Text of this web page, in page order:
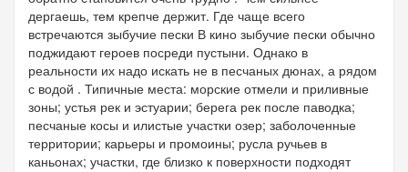
дергаешь, тем крепче держит. Где чаще всего
встречаются зыбучие пески В кино зыбучие пески обычно
поджидают героев посреди пустыни. Однако в
реальности их надо искать не в песчаных дюнах, а рядом
с водой . Типичные места: морские отмели и приливные
зоны; устья рек и эстуарии; берега рек после паводка;
песчаные косы и илистые участки озер; заболоченные
территории; карьеры и промоины; русла ручьев в
каньонах; участки, где близко к поверхности подходят